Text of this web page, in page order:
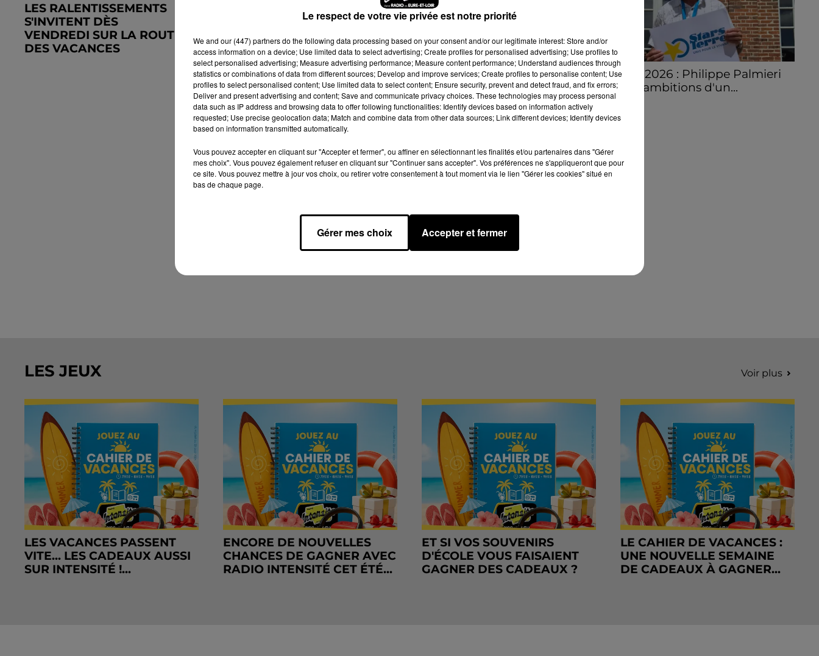
LES RALENTISSEMENTS
S'INVITENT DÈS
VENDREDI SUR LA ROUTE
DES VACANCES
ENTRE BROU ET VIEUVICQ
UNE CIRCULATION
CHARGÉE POUR LES
RETOURS DE VACANCES
CE WEEK-END
Stars'Terre 2026 : Philippe Palmieri
dévoile les ambitions d'un...
À quelques semaines de la première
édition de Stars'Terre, organisée du 18 au 20
LES JEUX Voir plus
LES VACANCES PASSENT
VITE... LES CADEAUX AUSSI
SUR INTENSITÉ !...
ENCORE DE NOUVELLES
CHANCES DE GAGNER AVEC
RADIO INTENSITÉ CET ÉTÉ...
ET SI VOS SOUVENIRS
D'ÉCOLE VOUS FAISAIENT
GAGNER DES CADEAUX ?
LE CAHIER DE VACANCES :
UNE NOUVELLE SEMAINE
DE CADEAUX À GAGNER...
Le respect de votre vie privée est notre priorité
We and our (447) partnersdo the following data processing based on your consent and/or our legitimate interest: Store and/or
access information on a device; Use limited data to select advertising; Create profiles for personalised advertising; Use profiles to
select personalised advertising; Measure advertising performance; Measure content performance; Understand audiences through
statistics or combinations of data from different sources; Develop and improve services; Create profiles to personalise content; Use
profiles to select personalised content; Use limited data to select content; Ensure security, prevent and detect fraud, and fix errors;
Deliver and present advertising and content; Save and communicate privacy choices. These technologies may process personal
data such as IP address and browsing data to offer following functionalities: Identify devices based on information actively
requested; Use precise geolocation data; Match and combine data from other data sources; Link different devices; Identify devices
based on information transmitted automatically.
Vous pouvez accepter en cliquant sur "Accepter et fermer", ou affiner en sélectionnant les finalités et/ou partenaires dans "Gérer
mes choix". Vous pouvez également refuser en cliquant sur "Continuer sans accepter". Vos préférences ne s'appliqueront que pour
ce site. Vous pouvez mettre à jour vos choix, ou retirer votre consentement à tout moment via le lien "Gérer les cookies" situé en
bas de chaque page.
Gérer mes choix Accepter et fermer